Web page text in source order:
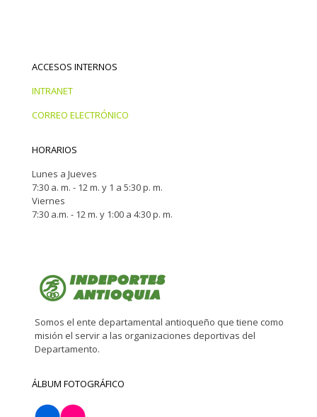
ACCESOS INTERNOS
INTRANET
CORREO ELECTRÓNICO
HORARIOS
Lunes a Jueves
7:30 a. m. - 12 m. y 1 a 5:30 p. m.
Viernes
7:30 a.m. - 12 m. y 1:00 a 4:30 p. m.
Somos el ente departamental antioqueño que tiene como
misión el servir a las organizaciones deportivas del
Departamento.
ÁLBUM FOTOGRÁFICO